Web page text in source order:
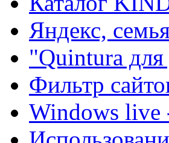
Яндекс,
"Quintura
Фильтр
Windows live